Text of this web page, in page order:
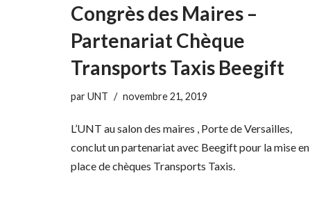
Congrès des Maires –
Partenariat Chèque
Transports Taxis Beegift
parUNT novembre 21, 2019
L’UNT au salon des maires , Porte de Versailles,
conclut un partenariat avec Beegift pour la mise en
place de chèques Transports Taxis.